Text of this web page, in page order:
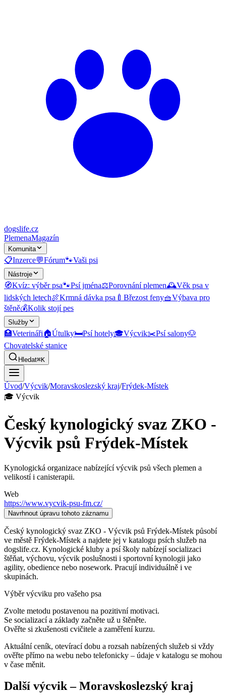
dogslife.cz
PlemenaMagazín
Komunita
📋Inzerce💬Fórum🐾Vaši psi
Nástroje
🧭Kvíz: výběr psa🐾Psí jména⚖️Porovnání plemen🕰️Věk psa v
lidských letech🍖Krmná dávka psa 🍼 Březost feny🧺Výbava pro
štěně💰Kolik stojí pes
Služby
🏥Veterináři🏠Útulky🛏️Psí hotely🎓Výcvik✂️Psí salony🐶
Chovatelské stanice
Hledat⌘K
Úvod/Výcvik/Moravskoslezský kraj/Frýdek-Místek
🎓 Výcvik
Český kynologický svaz ZKO -
Výcvik psů Frýdek-Místek
Kynologická organizace nabízející výcvik psů všech plemen a
velikostí i canisterapii.
Web
https://www.vycvik-psu-fm.cz/
Navrhnout úpravu tohoto záznamu
Český kynologický svaz ZKO - Výcvik psů Frýdek-Místek působí
ve městě Frýdek-Místek a najdete jej v katalogu psích služeb na
dogslife.cz. Kynologické kluby a psí školy nabízejí socializaci
štěňat, výchovu, výcvik poslušnosti i sportovní kynologii jako
agility, obedience nebo nosework. Pracují individuálně i ve
skupinách.
Výběr výcviku pro vašeho psa
Zvolte metodu postavenou na pozitivní motivaci.
Se socializací a základy začněte už u štěněte.
Ověřte si zkušenosti cvičitele a zaměření kurzu.
Aktuální ceník, otevírací dobu a rozsah nabízených služeb si vždy
ověřte přímo na webu nebo telefonicky – údaje v katalogu se mohou
v čase měnit.
Další výcvik–Moravskoslezský kraj